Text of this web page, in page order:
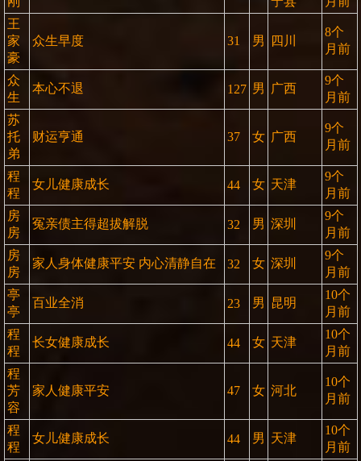
王
家
豪
众生早度 31 男 四川
8个
月前
众
生
本心不退 127 男 广西
9个
月前
苏
托
弟
财运亨通 37 女 广西
9个
月前
程
程
女儿健康成长 44 女 天津
9个
月前
房
房
冤亲债主得超拔解脱 32 男 深圳
9个
月前
房
房
家人身体健康平安 内心清静自在 32 女 深圳
9个
月前
亭
亭
百业全消 23 男 昆明
10个
月前
程
程
长女健康成长 44 女 天津
10个
月前
程
芳
容
家人健康平安 47 女 河北
10个
月前
程
程
女儿健康成长 44 男 天津
10个
月前